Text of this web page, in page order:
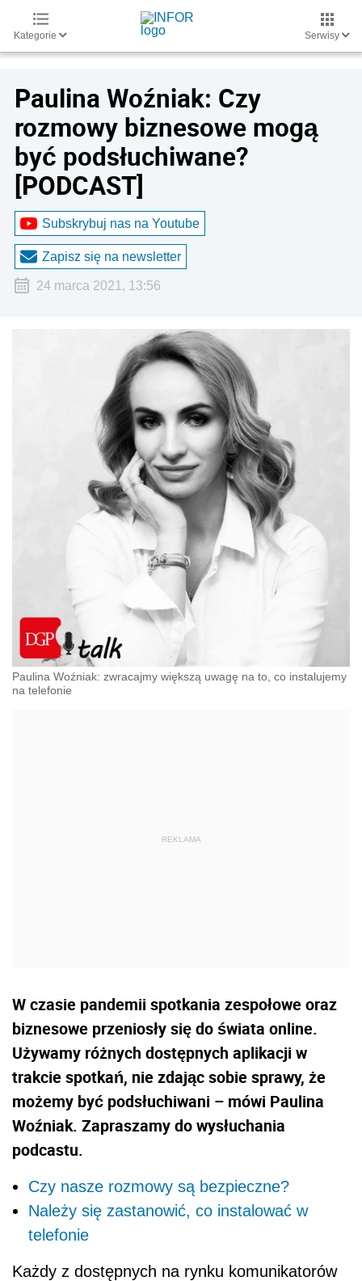
Kategorie Serwisy
Paulina Woźniak: Czy
rozmowy biznesowe mogą
być podsłuchiwane?
[PODCAST]
Subskrybuj nas na Youtube
Zapisz się na newsletter
24 marca 2021, 13:56
Paulina Woźniak: zwracajmy większą uwagę na to, co instalujemy
na telefonie
W czasie pandemii spotkania zespołowe oraz
biznesowe przeniosły się do świata online.
Używamy różnych dostępnych aplikacji w
trakcie spotkań, nie zdając sobie sprawy, że
możemy być podsłuchiwani – mówi Paulina
Woźniak. Zapraszamy do wysłuchania
podcastu.
Czy nasze rozmowy są bezpieczne?
Należy się zastanowić, co instalować w
telefonie
Każdy z dostępnych na rynku komunikatorów